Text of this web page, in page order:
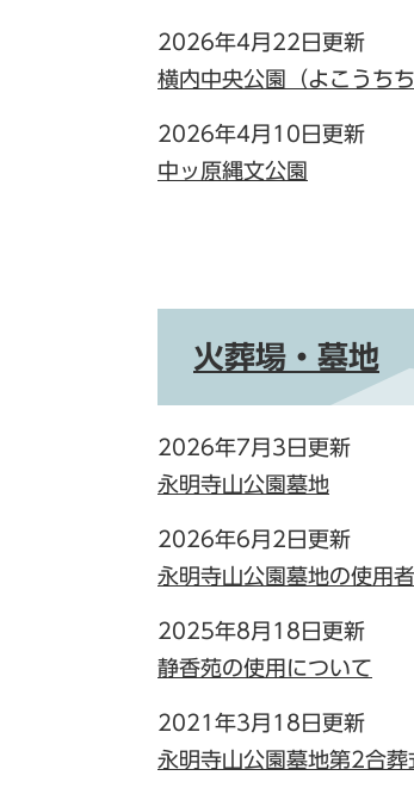
2026年4月22日更新
横内中央公園（よこうち
2026年4月10日更新
中ッ原縄文公園
火葬場・墓地
2026年7月3日更新
永明寺山公園墓地
2026年6月2日更新
永明寺山公園墓地の使用
2025年8月18日更新
静香苑の使用について
2021年3月18日更新
永明寺山公園墓地第2合